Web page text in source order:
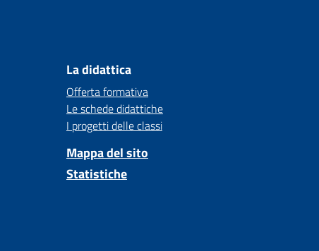
La didattica
Offerta formativa
Le schede didattiche
I progetti delle classi
Mappa del sito
Statistiche